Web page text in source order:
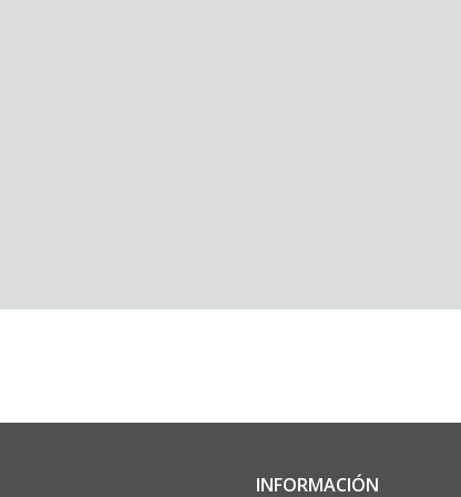
INFORMACIÓN